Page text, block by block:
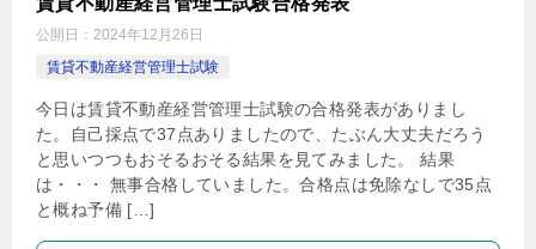
公開日： 2024年12月26日
賃貸不動産経営管理士試験
今日は賃貸不動産経営管理士試験の合格発表がありまし
た。自己採点で37点ありましたので、たぶん大丈夫だろう
と思いつつもおそるおそる結果を見てみました。 結果
は・・・ 無事合格していました。合格点は免除なしで35点
と概ね予備 […]